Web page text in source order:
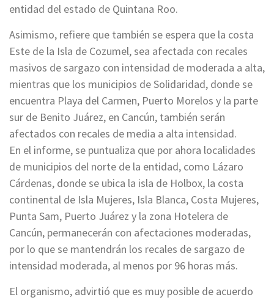
entidad del estado de Quintana Roo.
Asimismo, refiere que también se espera que la costa
Este de la Isla de Cozumel, sea afectada con recales
masivos de sargazo con intensidad de moderada a alta,
mientras que los municipios de Solidaridad, donde se
encuentra Playa del Carmen, Puerto Morelos y la parte
sur de Benito Juárez, en Cancún, también serán
afectados con recales de media a alta intensidad.
En el informe, se puntualiza que por ahora localidades
de municipios del norte de la entidad, como Lázaro
Cárdenas, donde se ubica la isla de Holbox, la costa
continental de Isla Mujeres, Isla Blanca, Costa Mujeres,
Punta Sam, Puerto Juárez y la zona Hotelera de
Cancún, permanecerán con afectaciones moderadas,
por lo que se mantendrán los recales de sargazo de
intensidad moderada, al menos por 96 horas más.
El organismo, advirtió que es muy posible de acuerdo